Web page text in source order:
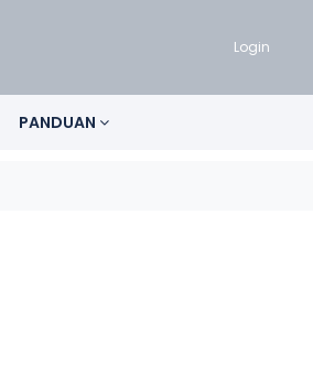
Login
PANDUAN